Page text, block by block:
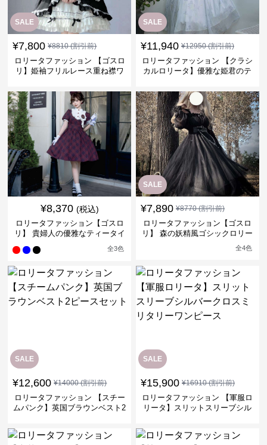
SALE
¥7,800 ¥8810(割引前)
ロリータファッション 【ゴスロ
リ】姫袖フリルレース重ね襟ワ
SALE
¥11,940 ¥12950(割引前)
ロリータファッション 【クラシ
カルロリータ】優雅な姫君のテ
¥8,370 (税込)
ロリータファッション【ゴスロ
リ】 貴婦人の優雅なティータイ
全3色
SALE
¥7,890 ¥8770(割引前)
ロリータファッション【ゴスロ
リ】 森の妖精風ゴシックロリー
全4色
SALE
¥12,600 ¥14000(割引前)
ロリータファッション 【スチー
ムパンク】英国ブラウンベスト2
SALE
¥15,900 ¥16910(割引前)
ロリータファッション 【軍服ロ
リータ】スリットスリーブシル